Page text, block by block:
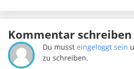
Kommentar schreiben
Du mussteingeloggt sein
zu schreiben.